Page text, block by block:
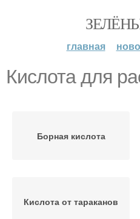
главная
Кислота для
Борная кислота
Кислота от тараканов